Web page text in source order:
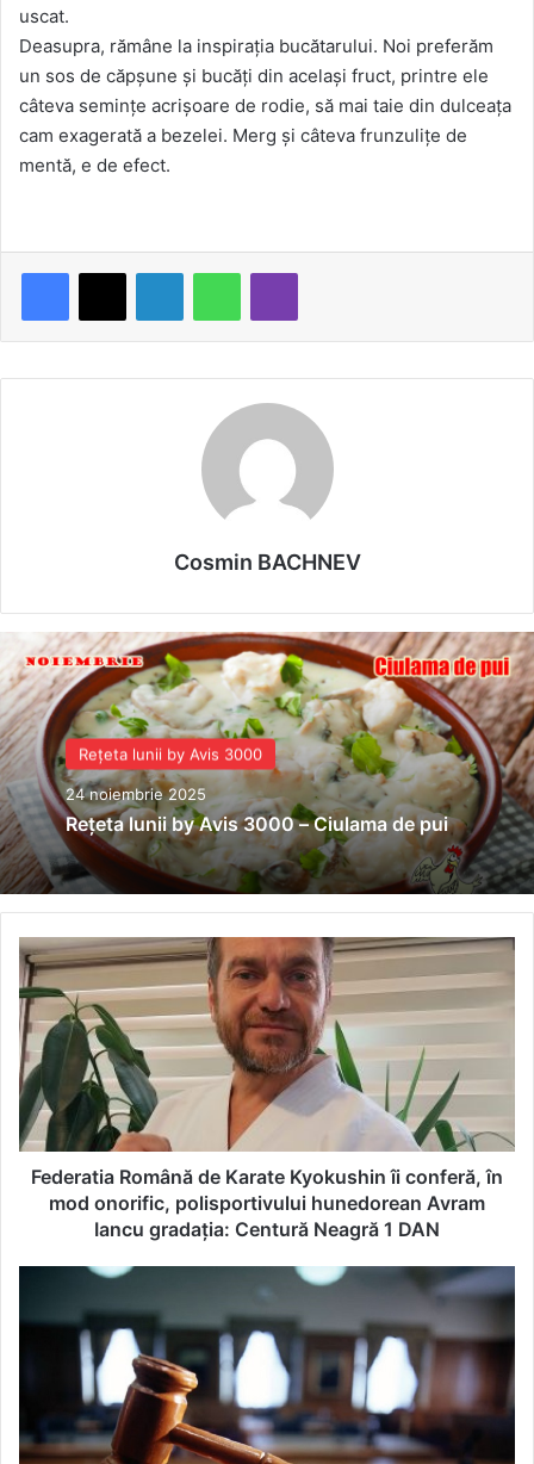
uscat.
Deasupra, rămâne la inspiraţia bucătarului. Noi preferăm
un sos de căpşune şi bucăţi din acelaşi fruct, printre ele
câteva seminţe acrişoare de rodie, să mai taie din dulceaţa
cam exagerată a bezelei. Merg şi câteva frunzuliţe de
mentă, e de efect.
LinkedIn WhatsApp
Cosmin BACHNEV
Rețeta lunii by Avis 3000
24 noiembrie 2025
Rețeta lunii by Avis 3000 – Ciulama de pui
Federatia
Română
de
Karate
Kyokushin
îi
conferă,
în
mod
onorific,
polisportivului
hunedorean
Centură
Federatia Română de Karate Kyokushin îi conferă, în
mod onorific, polisportivului hunedorean Avram
Iancu gradația: Centură Neagră 1 DAN
Decizie-
Constituțională
anulat